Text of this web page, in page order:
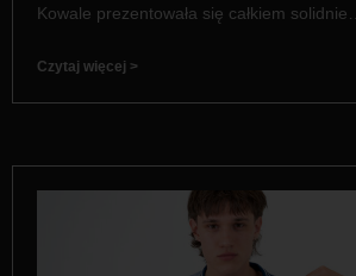
Kowale prezentowała się całkiem solidnie…
Czytaj więcej >